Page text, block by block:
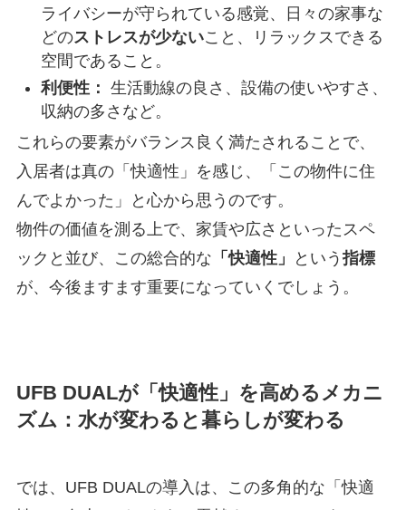
ライバシーが守られている感覚、日々の家事な
どのストレスが少ないこと、リラックスできる
空間であること。
利便性： 生活動線の良さ、設備の使いやすさ、
収納の多さなど。
これらの要素がバランス良く満たされることで、
入居者は真の「快適性」を感じ、「この物件に住
んでよかった」と心から思うのです。
物件の価値を測る上で、家賃や広さといったスペ
ックと並び、この総合的な 「快適性」 という 指標
が、今後ますます重要になっていくでしょう。
UFB DUALが「快適性」を高めるメカニ
ズム：水が変わると暮らしが変わる
では、UFB DUALの導入は、この多角的な「快適